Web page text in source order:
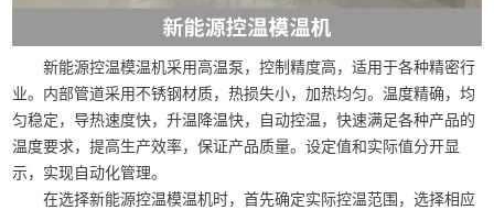
新能源控温模温机采用高温泵，控制精度高，适用于各种精密行
业。内部管道采用不锈钢材质，热损失小，加热均匀。温度精确，均
匀稳定，导热速度快，升温降温快，自动控温，快速满足各种产品的
温度要求，提高生产效率，保证产品质量。设定值和实际值分开显
示，实现自动化管理。
在选择新能源控温模温机时，首先确定实际控温范围，选择相应